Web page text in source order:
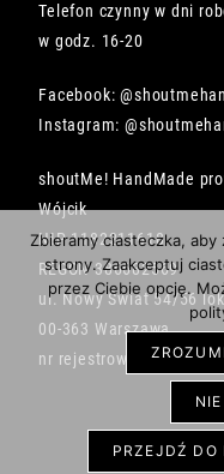
Telefon czynny w dni
w godz. 16-20
Facebook:
Instagram:
shoutMe! HandMade
Wójcik
NIP 1182211618
REGON 386682569
ul. Nowy Świat 54/56
00-363 Warszawa
nr rejestrowy BDO
Zbieramy ciasteczka,
strony. Zaakceptuj
przez Ciebie opcję.
PRZEJDŹ DO